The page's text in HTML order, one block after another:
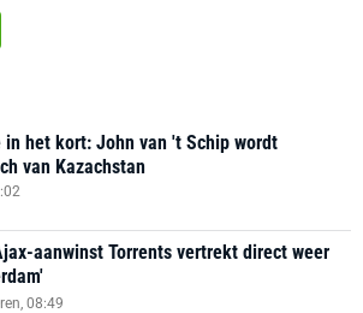
in het kort: John van 't Schip wordt
van Kazachstan
aanwinst Torrents vertrekt direct weer
08:49